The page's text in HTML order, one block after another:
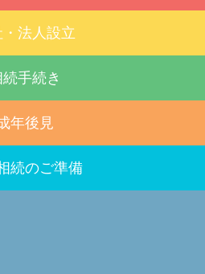
法人設立
手続き
年後見
続のご準備